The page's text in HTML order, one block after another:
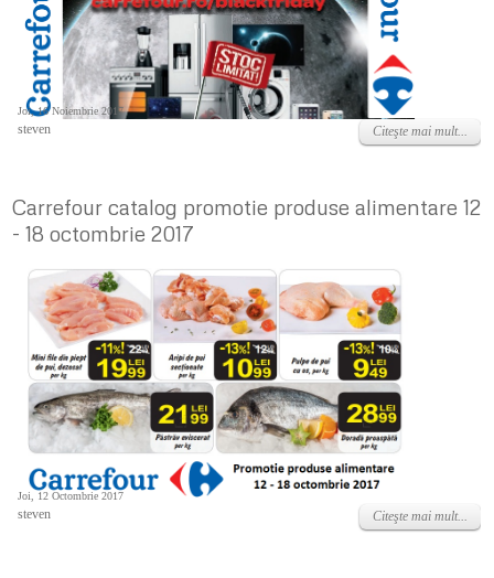
Joi, 16 Noiembrie 2017
steven Citeşte mai mult...
Carrefour catalog promotie produse alimentare 12
- 18 octombrie 2017
Joi, 12 Octombrie 2017
steven Citeşte mai mult...